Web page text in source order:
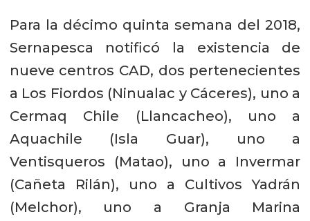
Para la décimo quinta semana del 2018,
Sernapesca notificó la existencia de
nueve centros CAD, dos pertenecientes
a Los Fiordos (Ninualac y Cáceres), uno a
Cermaq Chile (Llancacheo), uno a
Aquachile (Isla Guar), uno a
Ventisqueros (Matao), uno a Invermar
(Cañeta Rilán), uno a Cultivos Yadrán
(Melchor), uno a Granja Marina